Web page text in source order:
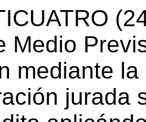
Medio
mediante
jurada